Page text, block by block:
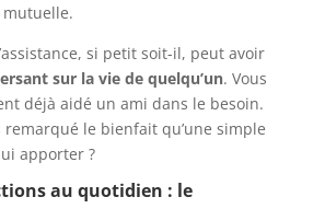
mutuelle.
si petit soit-il, peut avoir
sur la vie de quelqu’un. Vous
déjà aidé un ami dans le besoin.
remarqué le bienfait qu’une simple
apporter ?
au quotidien : le